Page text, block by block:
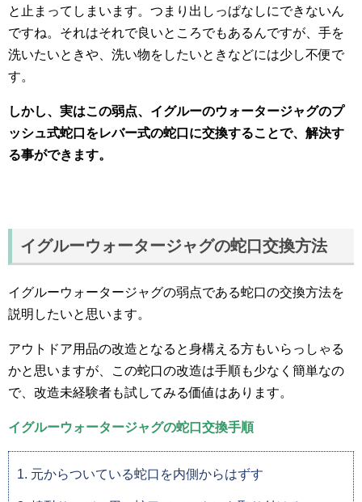
と止まってしまいます。つまり出しっぱなしにできないん
ですね。それはそれで良いところでもあるんですが、手を
洗いたいときや、洗い物をしたいときなどには少し不便で
す。
しかし、実はこの弱点、イグルーのウォータージャグのプ
ッシュ式蛇口をレバー式の蛇口に交換することで、解決す
る事ができます。
イグルーウォータージャグの蛇口交換方法
イグルーウォータージャグの弱点である蛇口の交換方法を
説明したいと思います。
アウトドア用品の改造となると身構える方もいらっしゃる
かと思いますが、この蛇口の改造は手順も少なく簡単なの
で、改造未経験者も試してみる価値はあります。
イグルーウォータージャグの蛇口交換手順
元からついている蛇口を内側からはずす